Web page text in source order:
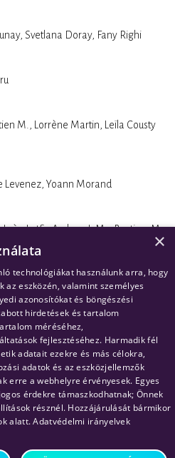
Svetlana Doray, Fany Righi
M., Lorrène Martin, Leïla Cousty
Levenez, Yoann Morand
Lotfi, Audrey L.M., Bastien M.,
Claudia S., Daniel G., Francesca
Lauren A., Liubov Artemeva,
Chahbaoui, Stefanie Gartmaier,
C., Attila P. Simon, Beatriz
S., Daniel G., Daniela Battini
Francesca L., Gisela C.,
Iwona Piątkowska, Jana De
Luigi Sala, Magda D., Mariana
C. Salles, Nieves Fernández,
Shchugoreva Peyridieux
×
technológiákat használunk arra, hogy
eszközén, valamint személyes
azonosítókat és böngészési
hirdetések és tartalom
méréséhez,
fejlesztéséhez. Harmadik fél
adatait ezekre és más célokra,
adatok és az eszközjellemzők
erre a webhelyre érvényesek. Egyes
érdekre támaszkodhatnak; Önnek
résznél. Hozzájárulását bármikor
alatt.Adatvédelmi irányelvek